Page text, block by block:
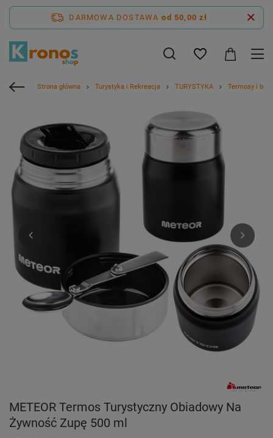
DARMOWA DOSTAWA od 50,00 zł
Strona główna Turystyka i Rekreacja TURYSTYKA Termosy i
METEOR Termos Turystyczny Obiadowy Na
Żywność Zupę 500 ml